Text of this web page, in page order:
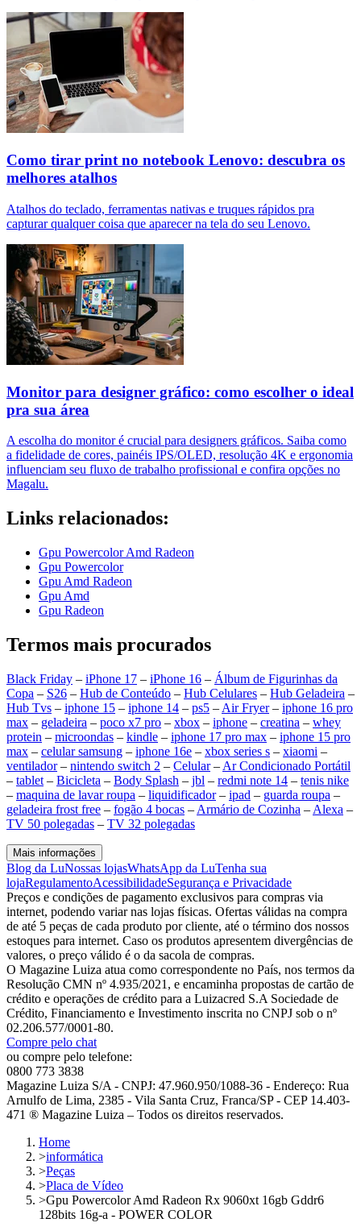
Como tirar print no notebook Lenovo: descubra os
melhores atalhos
Atalhos do teclado, ferramentas nativas e truques rápidos pra
capturar qualquer coisa que aparecer na tela do seu Lenovo.
Monitor para designer gráfico: como escolher o ideal
pra sua área
A escolha do monitor é crucial para designers gráficos. Saiba como
a fidelidade de cores, painéis IPS/OLED, resolução 4K e ergonomia
influenciam seu fluxo de trabalho profissional e confira opções no
Magalu.
Links relacionados:
Gpu Powercolor Amd Radeon
Gpu Powercolor
Gpu Amd Radeon
Gpu Amd
Gpu Radeon
Termos mais procurados
Black Friday – iPhone 17 – iPhone 16 – Álbum de Figurinhas da
Copa – S26 – Hub de Conteúdo – Hub Celulares – Hub Geladeira –
Hub Tvs – iphone 15 – iphone 14 – ps5 – Air Fryer– iphone 16 pro
max – geladeira – poco x7 pro – xbox – iphone – creatina – whey
protein – microondas – kindle – iphone 17 pro max – iphone 15 pro
max – celular samsung – iphone 16e – xbox series s – xiaomi –
ventilador– nintendo switch 2 – Celular– Ar Condicionado Portátil
– tablet – Bicicleta – Body Splash – jbl – redmi note 14 – tenis nike
– maquina de lavar roupa – liquidificador– ipad – guarda roupa –
geladeira frost free – fogão 4 bocas – Armário de Cozinha – Alexa –
TV 50 polegadas – TV 32 polegadas
Mais informações
Blog da LuNossas lojasWhatsApp da LuTenha sua
lojaRegulamentoAcessibilidadeSegurança e Privacidade
Preços e condições de pagamento exclusivos para compras via
internet, podendo variar nas lojas físicas. Ofertas válidas na compra
de até 5 peças de cada produto por cliente, até o término dos nossos
estoques para internet. Caso os produtos apresentem divergências de
valores, o preço válido é o da sacola de compras.
O Magazine Luiza atua como correspondente no País, nos termos da
Resolução CMN nº 4.935/2021, e encaminha propostas de cartão de
crédito e operações de crédito para a Luizacred S.A Sociedade de
Crédito, Financiamento e Investimento inscrita no CNPJ sob o nº
02.206.577/0001-80.
Compre pelo chat
ou compre pelo telefone:
0800 773 3838
Magazine Luiza S/A - CNPJ: 47.960.950/1088-36 - Endereço: Rua
Arnulfo de Lima, 2385 - Vila Santa Cruz, Franca/SP - CEP 14.403-
471 ® Magazine Luiza – Todos os direitos reservados.
Home
>informática
>Peças
>Placa de Vídeo
>Gpu Powercolor Amd Radeon Rx 9060xt 16gb Gddr6
128bits 16g-a - POWER COLOR